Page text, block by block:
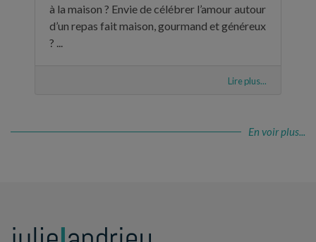
à la maison ? Envie de célébrer l’amour autour
d’un repas fait maison, gourmand et généreux
? ...
Lire plus...
En voir plus...